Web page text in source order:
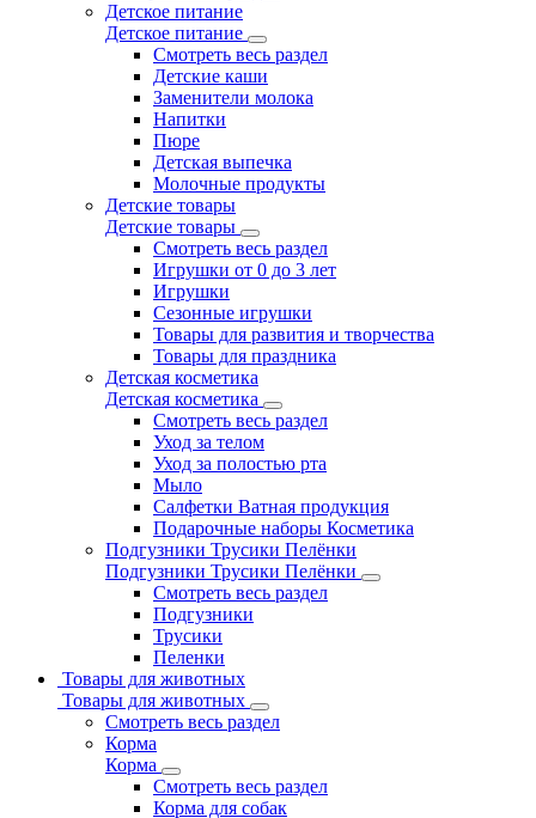
Детское питание
Детское питание
Смотреть весь раздел
Детские каши
Заменители молока
Напитки
Пюре
Детская выпечка
Молочные продукты
Детские товары
Детские товары
Смотреть весь раздел
Игрушки от 0 до 3 лет
Игрушки
Сезонные игрушки
Товары для развития и творчества
Товары для праздника
Детская косметика
Детская косметика
Смотреть весь раздел
Уход за телом
Уход за полостью рта
Мыло
Салфетки Ватная продукция
Подарочные наборы Косметика
Подгузники Трусики Пелёнки
Подгузники Трусики Пелёнки
Смотреть весь раздел
Подгузники
Трусики
Пеленки
Товары для животных
Товары для животных
Смотреть весь раздел
Корма
Корма
Смотреть весь раздел
Корма для собак